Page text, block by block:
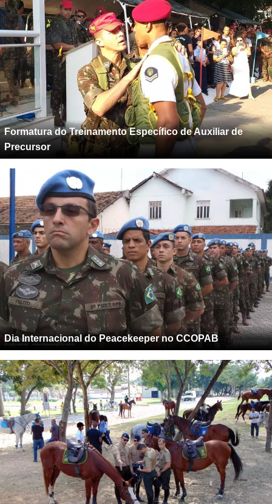
Formatura do Treinamento Específico de Auxiliar de
Precursor
Dia Internacional do Peacekeeper no CCOPAB